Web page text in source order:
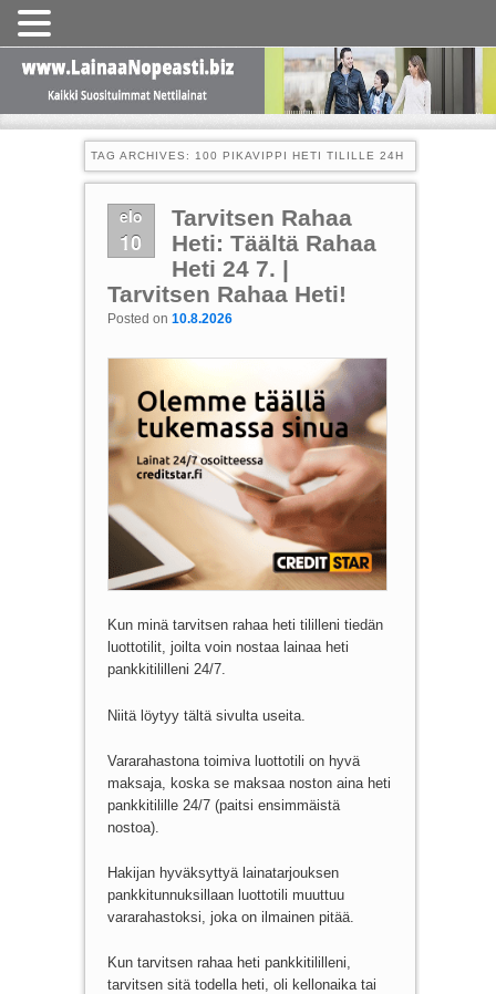
TAG ARCHIVES: 100 PIKAVIPPI HETI TILILLE 24H
elo
10
Tarvitsen Rahaa
Heti: Täältä Rahaa
Heti 24 7. |
Tarvitsen Rahaa Heti!
Posted on 10.8.2026
Kun minä tarvitsen rahaa heti tililleni tiedän
luottotilit, joilta voin nostaa lainaa heti
pankkitililleni 24/7.
Niitä löytyy tältä sivulta useita.
Vararahastona toimiva luottotili on hyvä
maksaja, koska se maksaa noston aina heti
pankkitilille 24/7 (paitsi ensimmäistä
nostoa).
Hakijan hyväksyttyä lainatarjouksen
pankkitunnuksillaan luottotili muuttuu
vararahastoksi, joka on ilmainen pitää.
Kun tarvitsen rahaa heti pankkitililleni,
tarvitsen sitä todella heti, oli kellonaika tai